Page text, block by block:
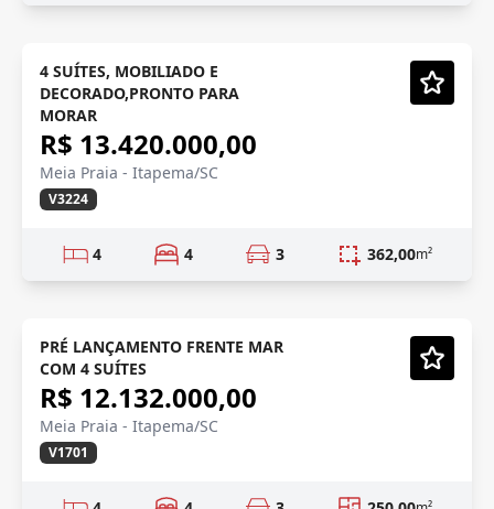
PRONTO/DECORADO
Vídeo
Semi-Novo
4 SUÍTES, MOBILIADO E
DECORADO,PRONTO PARA
MORAR
R$ 13.420.000,00
Meia Praia - Itapema/SC
V3224
4 4 3 362,00m²
PRÉ LANÇAMENTO
Vídeo
Em Construção
PRÉ LANÇAMENTO FRENTE MAR
COM 4 SUÍTES
R$ 12.132.000,00
Meia Praia - Itapema/SC
V1701